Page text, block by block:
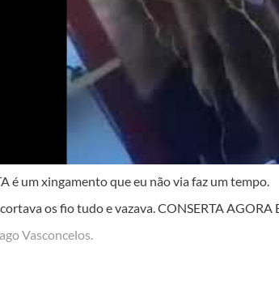
é um xingamento que eu não via faz um tempo.
os fio tudo e vazava. CONSERTA AGORA
Vasconcelos.